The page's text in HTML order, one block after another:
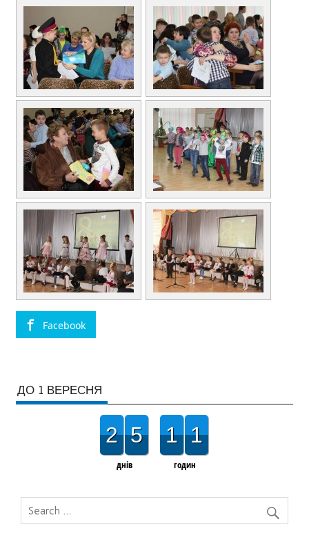
Facebook
ДО 1 ВЕРЕСНЯ
2 5
днів
1 1
годин